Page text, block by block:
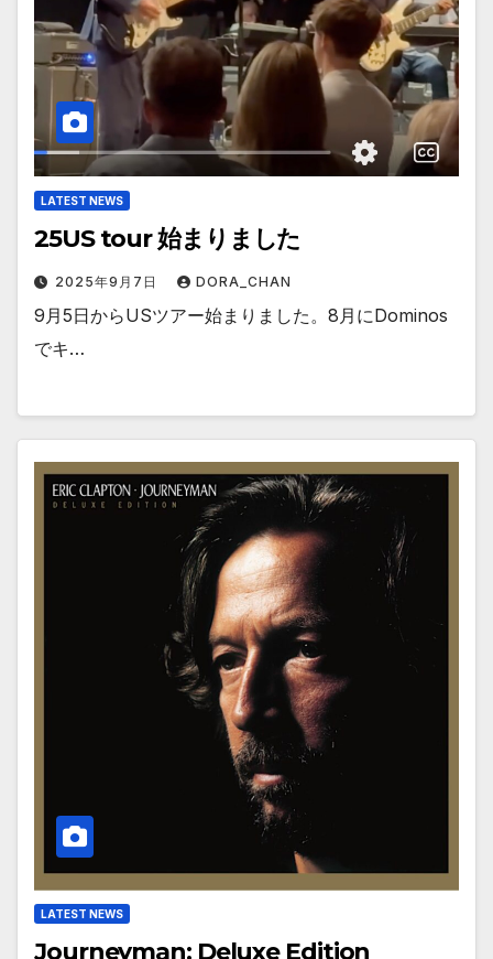
LATEST NEWS
25US tour 始まりました
2025年9月7日 DORA_CHAN
9月5日からUSツアー始まりました。8月にDominos
でキ…
LATEST NEWS
Journeyman: Deluxe Edition